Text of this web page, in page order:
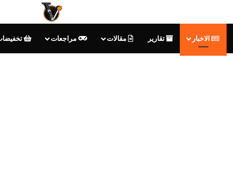
الاخبار تقارير مقالات مراجعات